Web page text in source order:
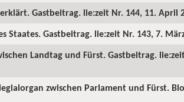
Gastbeitrag. lie:zeit Nr. 144, 11. April
Staates. Gastbeitrag. lie:zeit Nr. 143, 7.
Landtag und Fürst. Gastbeitrag.
zwischen Parlament und Fürst.